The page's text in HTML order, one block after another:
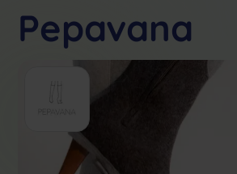
Pepavana